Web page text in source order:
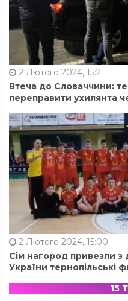
2 Лютого 2024, 15:21
Втеча до Словаччини:
переправити ухилянта
2 Лютого 2024, 15:00
Сім нагород привезли з
України тернопільські
15